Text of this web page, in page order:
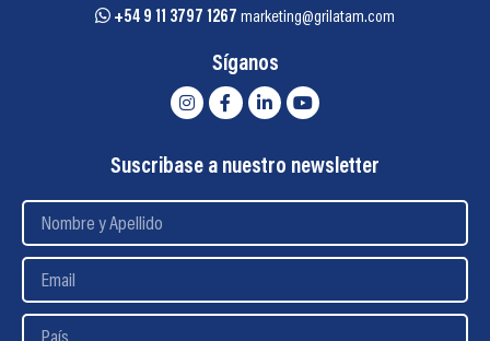
+54 9 11 3797 1267 marketing@grilatam.com
Síganos
Suscribase a nuestro newsletter